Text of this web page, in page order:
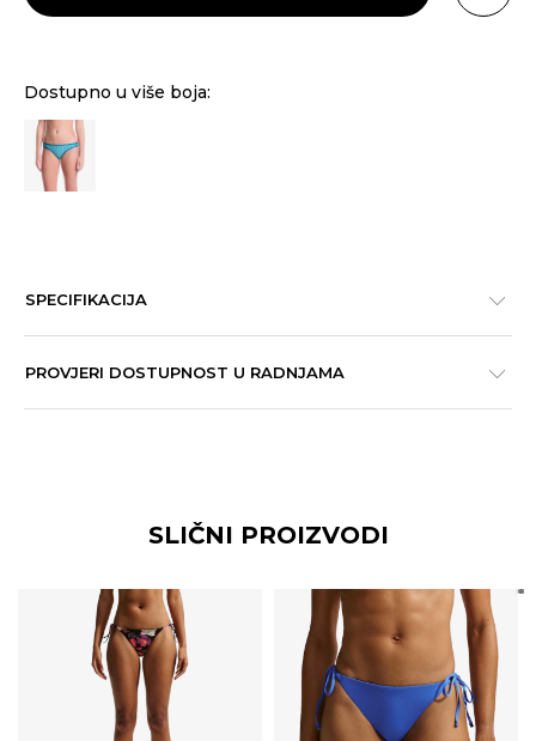
Dostupno u više boja:
SPECIFIKACIJA
PROVJERI DOSTUPNOST U RADNJAMA
SLIČNI PROIZVODI